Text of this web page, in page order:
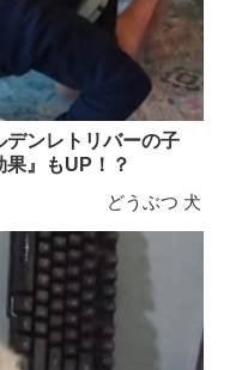
デンレトリバーの子
』もUP！？
どうぶつ 犬